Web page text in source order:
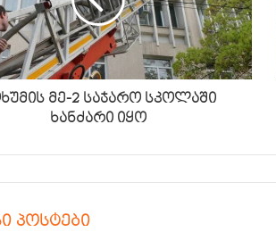
მე-2 საჯარო სკოლაში
ხანძარი იყო
პოსტები